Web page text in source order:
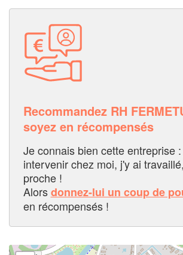
Recommandez RH
soyez en récompensés
Je connais bien cette entreprise
intervenir chez moi, j'y ai
proche !
Alorsdonnez-lui un coup de
en récompensés !